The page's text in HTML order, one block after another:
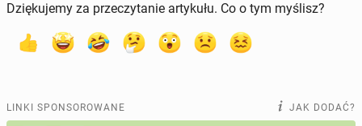
Dziękujemy za przeczytanie artykułu. Co o tym myślisz?
LINKI SPONSOROWANE JAK DODAĆ?